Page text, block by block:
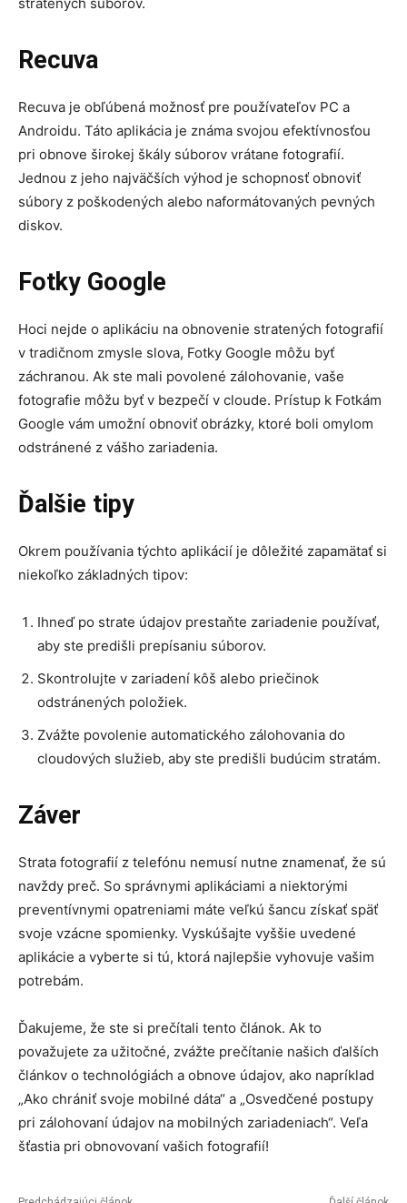
stratených súborov.
Recuva
Recuva je obľúbená možnosť pre používateľov PC a
Androidu. Táto aplikácia je známa svojou efektívnosťou
pri obnove širokej škály súborov vrátane fotografií.
Jednou z jeho najväčších výhod je schopnosť obnoviť
súbory z poškodených alebo naformátovaných pevných
diskov.
Fotky Google
Hoci nejde o aplikáciu na obnovenie stratených fotografií
v tradičnom zmysle slova, Fotky Google môžu byť
záchranou. Ak ste mali povolené zálohovanie, vaše
fotografie môžu byť v bezpečí v cloude. Prístup k Fotkám
Google vám umožní obnoviť obrázky, ktoré boli omylom
odstránené z vášho zariadenia.
Ďalšie tipy
Okrem používania týchto aplikácií je dôležité zapamätať si
niekoľko základných tipov:
Ihneď po strate údajov prestaňte zariadenie používať,
aby ste predišli prepísaniu súborov.
Skontrolujte v zariadení kôš alebo priečinok
odstránených položiek.
Zvážte povolenie automatického zálohovania do
cloudových služieb, aby ste predišli budúcim stratám.
Záver
Strata fotografií z telefónu nemusí nutne znamenať, že sú
navždy preč. So správnymi aplikáciami a niektorými
preventívnymi opatreniami máte veľkú šancu získať späť
svoje vzácne spomienky. Vyskúšajte vyššie uvedené
aplikácie a vyberte si tú, ktorá najlepšie vyhovuje vašim
potrebám.
Ďakujeme, že ste si prečítali tento článok. Ak to
považujete za užitočné, zvážte prečítanie našich ďalších
článkov o technológiách a obnove údajov, ako napríklad
„Ako chrániť svoje mobilné dáta“ a „Osvedčené postupy
pri zálohovaní údajov na mobilných zariadeniach“. Veľa
šťastia pri obnovovaní vašich fotografií!